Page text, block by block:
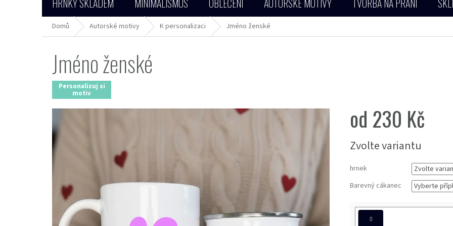
HRNKY SKLADEM MINIMALISMUS OBLEČENÍ AUTORSKÉ MOTIVY TVORBA NA PŘÁNÍ
Domů Autorské motivy K personalizaci Jméno ženské
Jméno ženské
Personalizuj si
motiv
od 230 Kč
cena:
Zvolte variantu
hrnek
Barevný cákanec